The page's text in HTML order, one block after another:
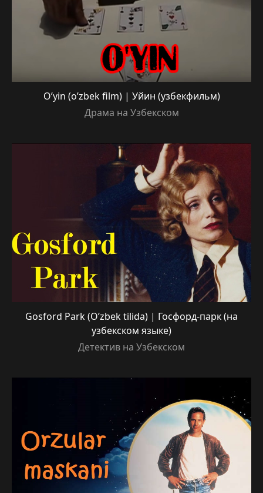
O’yin (o’zbek film) | Уйин (узбекфильм)
Драма на Узбекском
Gosford Park (O’zbek tilida) | Госфорд-парк (на
узбекском языке)
Детектив на Узбекском